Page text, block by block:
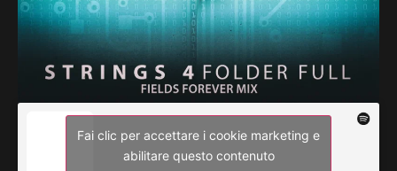
Fai clic per accettare i cookie marketing e
abilitare questo contenuto